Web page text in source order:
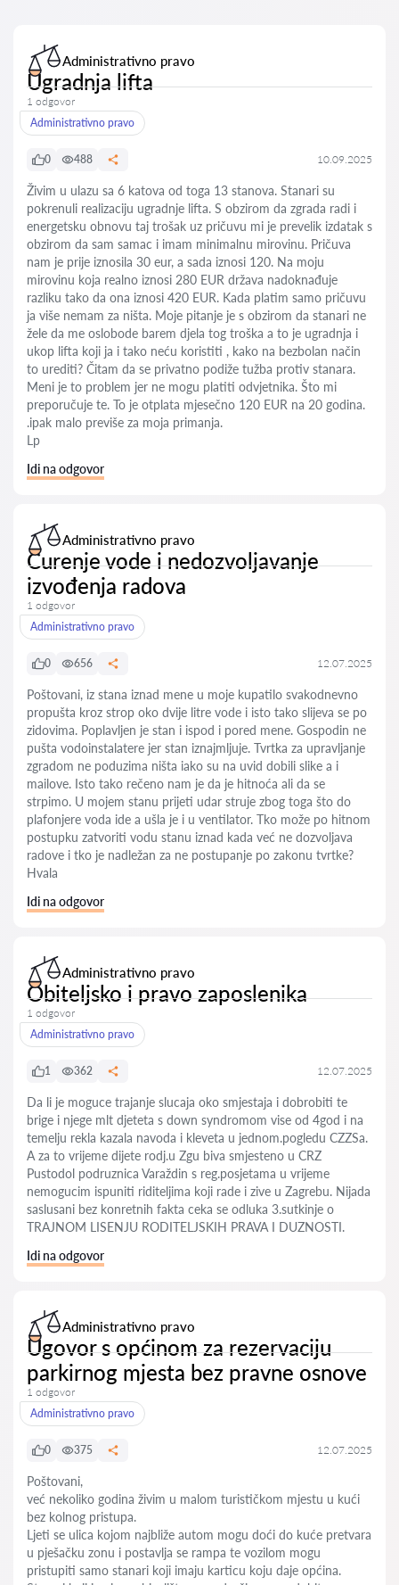
Administrativno pravo
Ugradnja lifta
1 odgovor
Administrativno pravo
0 488 10.09.2025
Živim u ulazu sa 6 katova od toga 13 stanova. Stanari su
pokrenuli realizaciju ugradnje lifta. S obzirom da zgrada radi i
energetsku obnovu taj trošak uz pričuvu mi je prevelik izdatak s
obzirom da sam samac i imam minimalnu mirovinu. Pričuva
nam je prije iznosila 30 eur, a sada iznosi 120. Na moju
mirovinu koja realno iznosi 280 EUR država nadoknađuje
razliku tako da ona iznosi 420 EUR. Kada platim samo pričuvu
ja više nemam za ništa. Moje pitanje je s obzirom da stanari ne
žele da me oslobode barem djela tog troška a to je ugradnja i
ukop lifta koji ja i tako neću koristiti , kako na bezbolan način
to urediti? Čitam da se privatno podiže tužba protiv stanara.
Meni je to problem jer ne mogu platiti odvjetnika. Što mi
preporučuje te. To je otplata mjesečno 120 EUR na 20 godina.
.ipak malo previše za moja primanja.
Lp
Idi na odgovor
Administrativno pravo
Curenje vode i nedozvoljavanje
izvođenja radova
1 odgovor
Administrativno pravo
0 656 12.07.2025
Poštovani, iz stana iznad mene u moje kupatilo svakodnevno
propušta kroz strop oko dvije litre vode i isto tako slijeva se po
zidovima. Poplavljen je stan i ispod i pored mene. Gospodin ne
pušta vodoinstalatere jer stan iznajmljuje. Tvrtka za upravljanje
zgradom ne poduzima ništa iako su na uvid dobili slike a i
mailove. Isto tako rečeno nam je da je hitnoća ali da se
strpimo. U mojem stanu prijeti udar struje zbog toga što do
plafonjere voda ide a ušla je i u ventilator. Tko može po hitnom
postupku zatvoriti vodu stanu iznad kada već ne dozvoljava
radove i tko je nadležan za ne postupanje po zakonu tvrtke?
Hvala
Idi na odgovor
Administrativno pravo
Obiteljsko i pravo zaposlenika
1 odgovor
Administrativno pravo
1 362 12.07.2025
Da li je moguce trajanje slucaja oko smjestaja i dobrobiti te
brige i njege mlt djeteta s down syndromom vise od 4god i na
temelju rekla kazala navoda i kleveta u jednom.pogledu CZZSa.
A za to vrijeme dijete rodj.u Zgu biva smjesteno u CRZ
Pustodol podruznica Varaždin s reg.posjetama u vrijeme
nemogucim ispuniti riditeljima koji rade i zive u Zagrebu. Nijada
saslusani bez konretnih fakta ceka se odluka 3.sutkinje o
TRAJNOM LISENJU RODITELJSKIH PRAVA I DUZNOSTI.
Idi na odgovor
Administrativno pravo
Ugovor s općinom za rezervaciju
parkirnog mjesta bez pravne osnove
1 odgovor
Administrativno pravo
0 375 12.07.2025
Poštovani,
već nekoliko godina živim u malom turističkom mjestu u kući
bez kolnog pristupa.
Ljeti se ulica kojom najbliže autom mogu doći do kuće pretvara
u pješačku zonu i postavlja se rampa te vozilom mogu
pristupiti samo stanari koji imaju karticu koju daje općina.